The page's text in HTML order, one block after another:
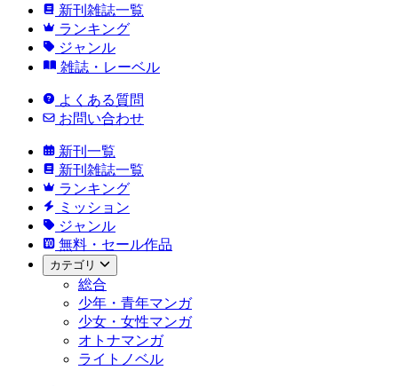
新刊雑誌一覧
ランキング
ジャンル
雑誌・レーベル
よくある質問
お問い合わせ
新刊一覧
新刊雑誌一覧
ランキング
ミッション
ジャンル
無料・セール作品
カテゴリ
総合
少年・青年マンガ
少女・女性マンガ
オトナマンガ
ライトノベル